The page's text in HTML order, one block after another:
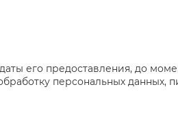
его предоставления, до
персональных